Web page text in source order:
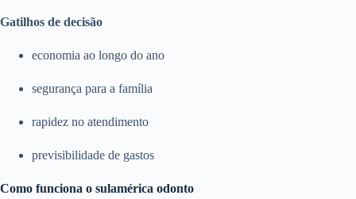
Gatilhos de decisão
economia ao longo do ano
segurança para a família
rapidez no atendimento
previsibilidade de gastos
Como funciona o sulamérica odonto